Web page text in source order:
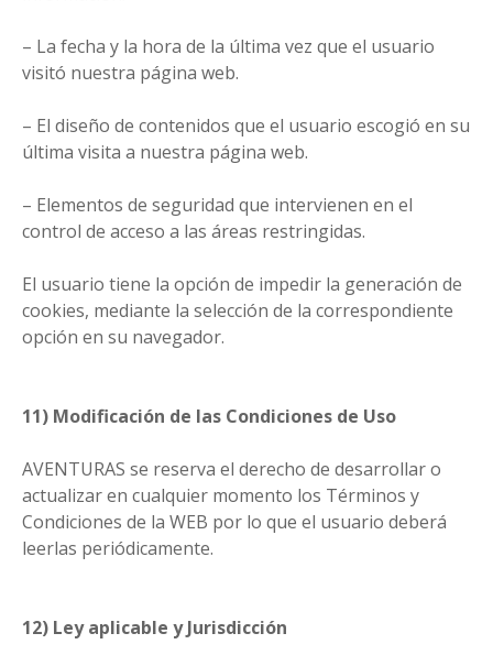
– La fecha y la hora de la última vez que el usuario
visitó nuestra página web.
– El diseño de contenidos que el usuario escogió en su
última visita a nuestra página web.
– Elementos de seguridad que intervienen en el
control de acceso a las áreas restringidas.
El usuario tiene la opción de impedir la generación de
cookies, mediante la selección de la correspondiente
opción en su navegador.
11) Modificación de las Condiciones de Uso
AVENTURAS se reserva el derecho de desarrollar o
actualizar en cualquier momento los Términos y
Condiciones de la WEB por lo que el usuario deberá
leerlas periódicamente.
12) Ley aplicable y Jurisdicción